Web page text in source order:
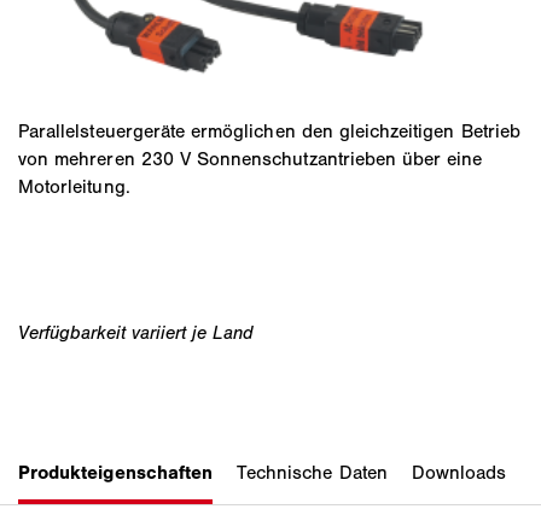
Parallelsteuergeräte ermöglichen den gleichzeitigen Betrieb
von mehreren 230 V Sonnenschutzantrieben über eine
Motorleitung.